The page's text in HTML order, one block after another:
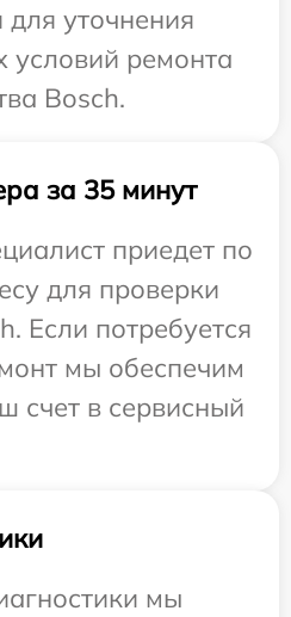
уточнения
условий ремонта
Bosch.
за 35 минут
приедет по
для проверки
Если потребуется
мы обеспечим
счет в сервисный
мы